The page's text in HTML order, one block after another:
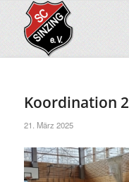
Koordination 2
21. März 2025